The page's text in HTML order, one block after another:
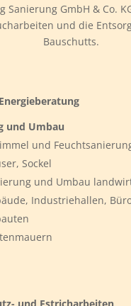
Sanierung GmbH & Co.
und die
Bauschutts.
und Umbau
und
Sockel
und Umbau
Industriehallen,